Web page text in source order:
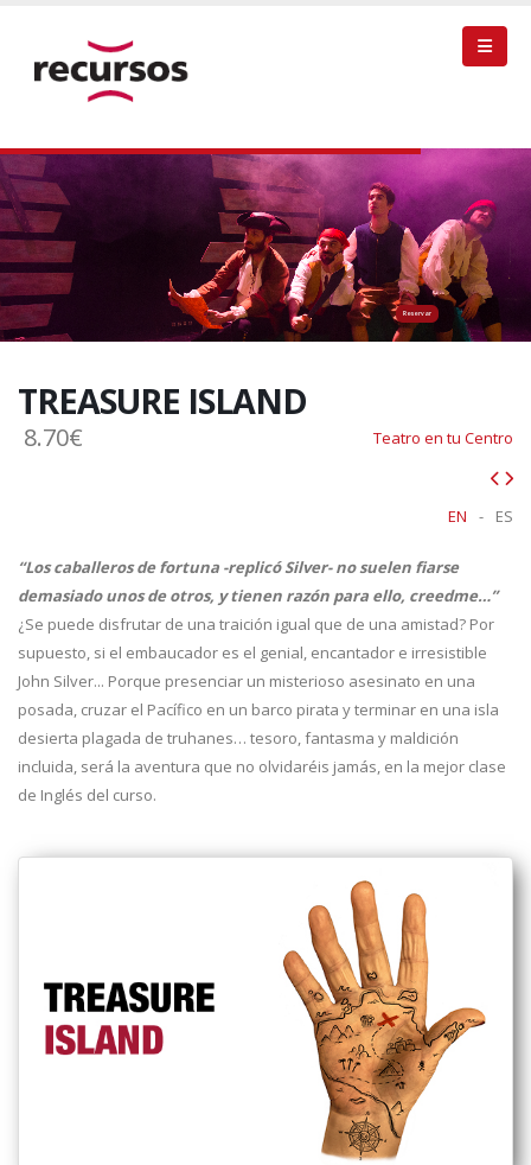
Reservar
TREASURE ISLAND
8.70€ Teatro en tu Centro
ES
-
EN
“Los caballeros de fortuna -replicó Silver- no suelen fiarse
demasiado unos de otros, y tienen razón para ello, creedme…”
¿Se puede disfrutar de una traición igual que de una amistad? Por
supuesto, si el embaucador es el genial, encantador e irresistible
John Silver... Porque presenciar un misterioso asesinato en una
posada, cruzar el Pacífico en un barco pirata y terminar en una isla
desierta plagada de truhanes… tesoro, fantasma y maldición
incluida, será la aventura que no olvidaréis jamás, en la mejor clase
de Inglés del curso.